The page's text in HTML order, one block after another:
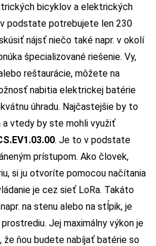
bicyklov a elektrických
v podstate potrebujete len 230
nájsť niečo také napr. v okolí
špecializované riešenie. Vy,
reštaurácie, môžete na
nabitia elektrickej batérie
úhradu. Najčastejšie by to
vtedy by ste mohli využiť
. Je to v podstate
prístupom. Ako človek,
si ju otvoríte pomocou načítania
je cez sieť LoRa. Takáto
na stenu alebo na stĺpik, je
Jej maximálny výkon je
že ňou budete nabíjať batérie so